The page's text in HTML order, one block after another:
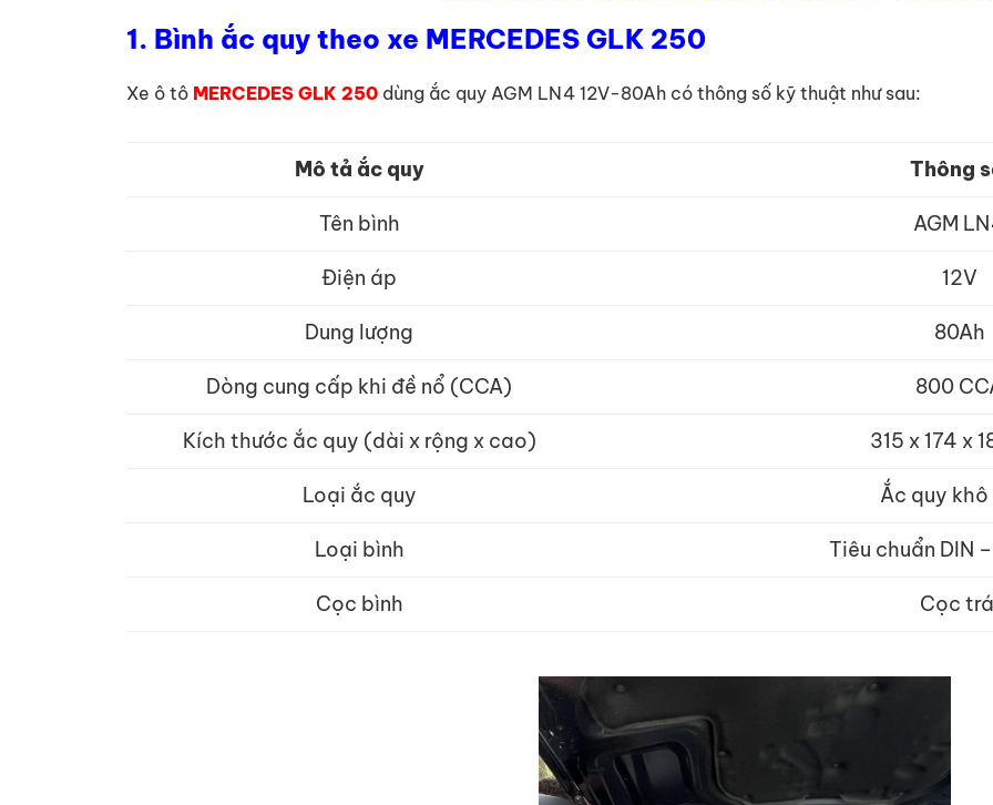
1. Bình ắc quy theo xe MERCEDES GLK 250
Xe ô tô MERCEDES GLK 250 dùng ắc quy AGM LN4 12V-80Ah có thông số kỹ thuật như sau:
Mô tả ắc quy Thông
Tên bình AGM
Điện áp 12V
Dung lượng 80Ah
Dòng cung cấp khi đề nổ (CCA) 800
Kích thước ắc quy (dài x rộng x cao) 315 x 174 x
Loại ắc quy Ắc quy khô
Loại bình Tiêu chuẩn DIN
Cọc bình Cọc